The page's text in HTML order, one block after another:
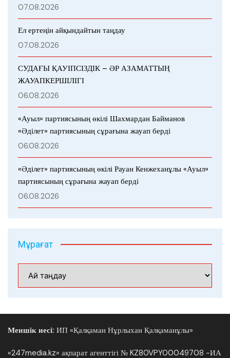
07.08.2026
Ел ертеңін айқындайтын таңдау
07.08.2026
СУДАҒЫ ҚАУІПСІЗДІК – ӘР АЗАМАТТЫҢ
ЖАУАПКЕРШІЛІГІ
06.08.2026
«Ауыл» партиясының өкілі Шахмардан Байманов
«Әділет» партиясының сұрағына жауап берді
06.08.2026
«Әділет» партиясының өкілі Рауан Кенжеханұлы «Ауыл»
партиясының сұрағына жауап берді
06.08.2026
Мұрағат
Меншік иесі: ИП «Қалқаман Нұрлыхан Қалқаманұлы»
«247media.kz» ақпарат агенттігі № KZ80VPY00049708 -ИА